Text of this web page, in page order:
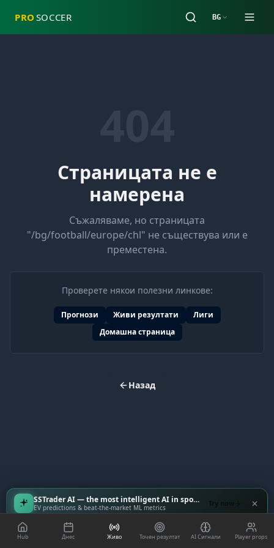
PRO SOCCER BG
Страницата не е
намерена
Съжаляваме, но страницата
"/bg/football/europe/chl" не съществува или е
преместена.
Проверете някои полезни линкове:
Прогнози Живи резултати
Лиги
Домашна страница
Назад
Hub Днес Живо Точен резултат AI Сигнали Player props
SSTrader AI — the most intelligent AI in sports
EV predictions & beat-the-market ML metrics